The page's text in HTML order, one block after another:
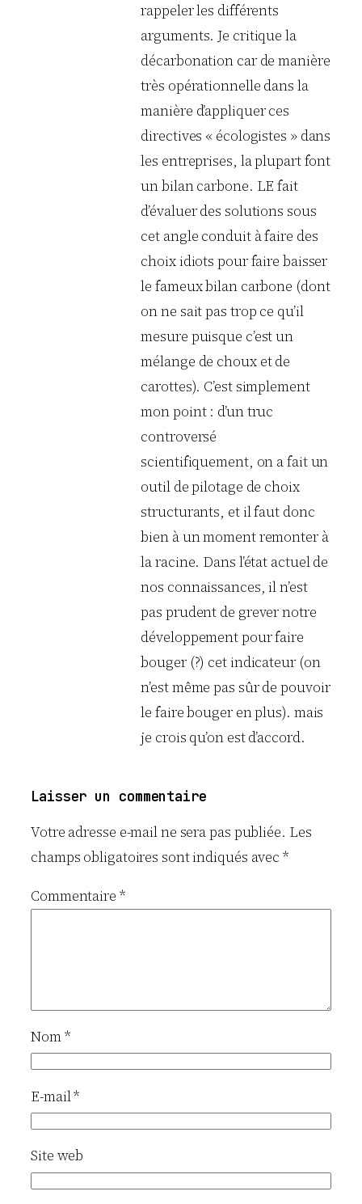
rappeler les différents
arguments. Je critique la
décarbonation car de manière
très opérationnelle dans la
manière d’appliquer ces
directives « écologistes » dans
les entreprises, la plupart font
un bilan carbone. LE fait
d’évaluer des solutions sous
cet angle conduit à faire des
choix idiots pour faire baisser
le fameux bilan carbone (dont
on ne sait pas trop ce qu’il
mesure puisque c’est un
mélange de choux et de
carottes). C’est simplement
mon point : d’un truc
controversé
scientifiquement, on a fait un
outil de pilotage de choix
structurants, et il faut donc
bien à un moment remonter à
la racine. Dans l’état actuel de
nos connaissances, il n’est
pas prudent de grever notre
développement pour faire
bouger (?) cet indicateur (on
n’est même pas sûr de pouvoir
le faire bouger en plus). mais
je crois qu’on est d’accord.
Laisser un commentaire
Votre adresse e-mail ne sera pas publiée. Les
champs obligatoires sont indiqués avec*
Commentaire *
Nom*
E-mail*
Site web